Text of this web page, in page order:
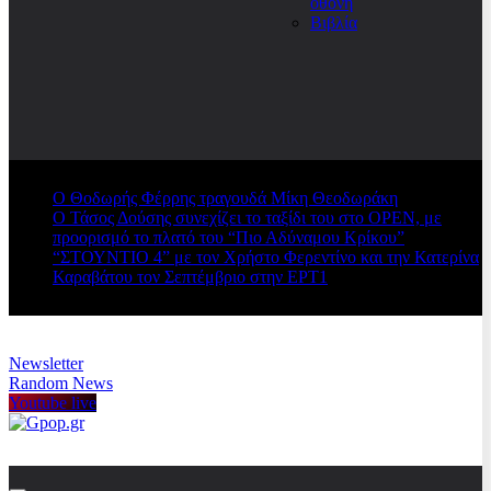
Βιβλία
Ο Θοδωρής Φέρρης τραγουδά Μίκη Θεοδωράκη
Ο Τάσος Δούσης συνεχίζει το ταξίδι του στο OPEN, με
προορισμό το πλατό του “Πιο Αδύναμου Κρίκου”
“ΣΤΟΥΝΤΙΟ 4” με τον Χρήστο Φερεντίνο και την Κατερίνα
Καραβάτου τον Σεπτέμβριο στην ΕΡΤ1
Newsletter
Random News
Youtube live